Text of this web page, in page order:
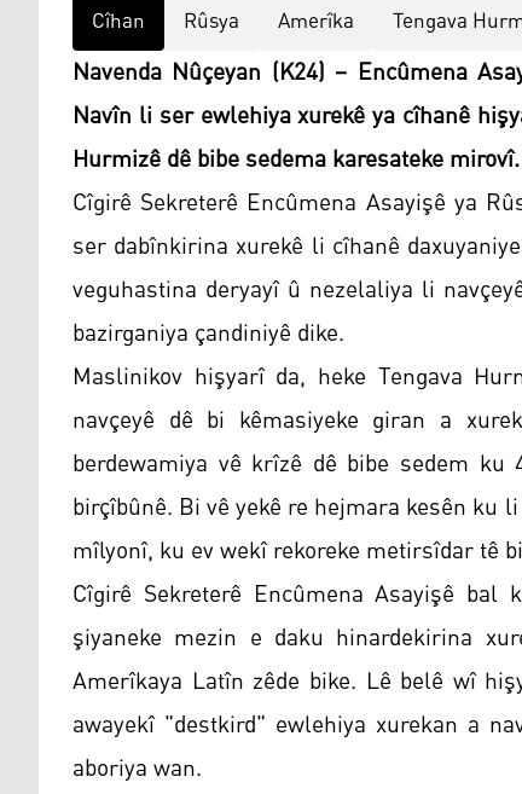
Cîhan Rûsya Amerîka Tengava
Navenda Nûçeyan (K24) – Encûmena
Navîn li ser ewlehiya xurekê ya cîhanê
Hurmizê dê bibe sedema karesateke mirovî.
Cîgirê Sekreterê Encûmena Asayişê ya
ser dabînkirina xurekê li cîhanê
veguhastina deryayî û nezelaliya li
bazirganiya çandiniyê dike.
Maslinikov hişyarî da, heke Tengava
navçeyê dê bi kêmasiyeke giran a
berdewamiya vê krîzê dê bibe sedem
birçîbûnê. Bi vê yekê re hejmara kesên ku
mîlyonî, ku ev wekî rekoreke metirsîdar tê
Cîgirê Sekreterê Encûmena Asayişê
şiyaneke mezin e daku hinardekirina
Amerîkaya Latîn zêde bike. Lê belê wî
awayekî "destkird" ewlehiya xurekan a
aboriya wan.